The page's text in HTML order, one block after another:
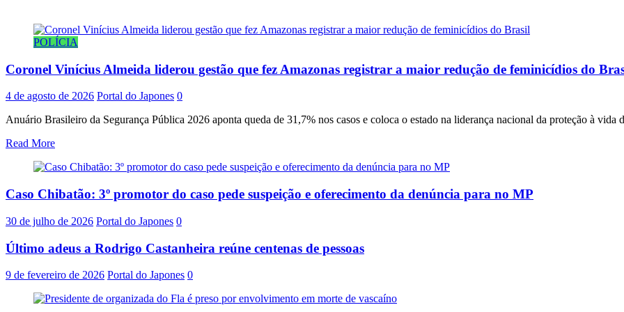
POLÍCIA
Coronel Vinícius Almeida liderou gestão que fez Amazonas registrar a maior redução de feminicídios do
4 de agosto de 2026 Portal do Japones 0
Anuário Brasileiro da Segurança Pública 2026 aponta queda de 31,7% nos casos e coloca o estado na liderança nacional da proteção à vida
Read More
Caso Chibatão: 3º promotor do caso pede suspeição e oferecimento da denúncia para no MP
30 de julho de 2026 Portal do Japones 0
Último adeus a Rodrigo Castanheira reúne centenas de pessoas
9 de fevereiro de 2026 Portal do Japones 0